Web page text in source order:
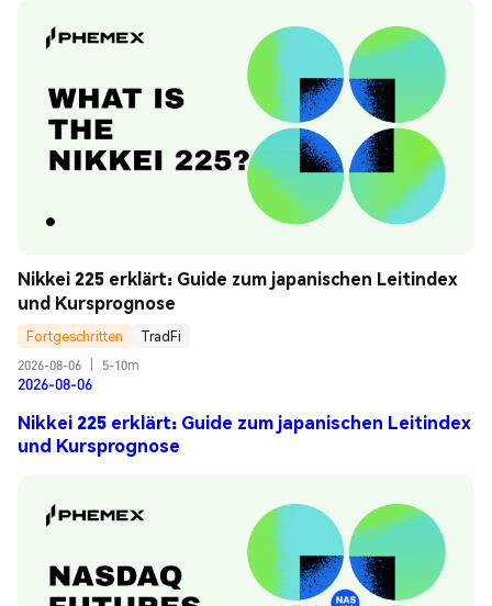
Nikkei 225 erklärt: Guide zum japanischen Leitindex
und Kursprognose
Fortgeschritten
TradFi
2026-08-06
5-10m
2026-08-06
Nikkei 225 erklärt: Guide zum japanischen Leitindex
und Kursprognose